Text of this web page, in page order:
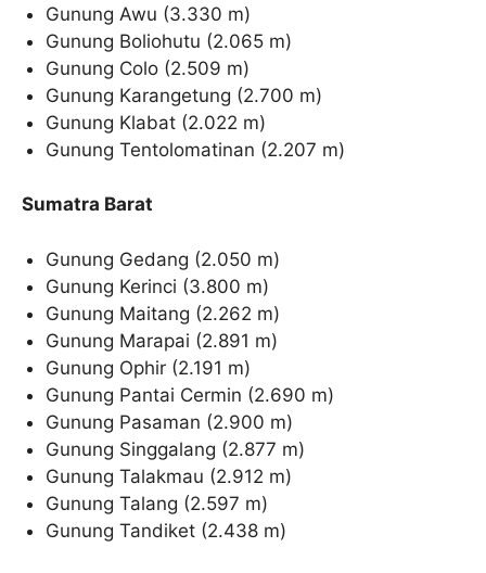
Gunung Awu (3.330 m)
Gunung Boliohutu (2.065 m)
Gunung Colo (2.509 m)
Gunung Karangetung (2.700 m)
Gunung Klabat (2.022 m)
Gunung Tentolomatinan (2.207 m)
Sumatra Barat
Gunung Gedang (2.050 m)
Gunung Kerinci (3.800 m)
Gunung Maitang (2.262 m)
Gunung Marapai (2.891 m)
Gunung Ophir (2.191 m)
Gunung Pantai Cermin (2.690 m)
Gunung Pasaman (2.900 m)
Gunung Singgalang (2.877 m)
Gunung Talakmau (2.912 m)
Gunung Talang (2.597 m)
Gunung Tandiket (2.438 m)